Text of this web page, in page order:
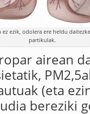
ez ezik, odolera ere heldu
partikulak.
airean
(eta
bereziki